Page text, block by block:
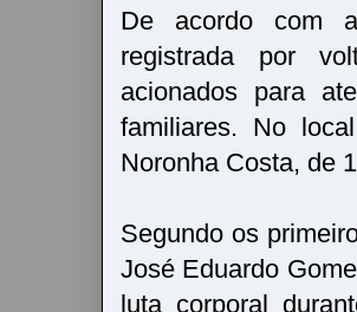
De acordo com
registrada por
acionados para
familiares. No
Noronha Costa, de
Segundo os
José Eduardo
luta corporal